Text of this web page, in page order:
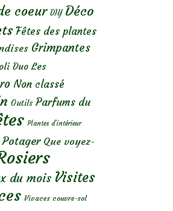
coeur DIY Déco
Fêtes des plantes
Grimpantes
Duo Les
Non classé
Outils Parfums du
Plantes d’intérieur
Potager Que voyez-
du mois Visites
Vivaces couvre-sol